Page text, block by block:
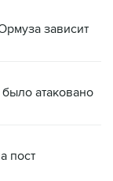
зависит
атаковано
пост